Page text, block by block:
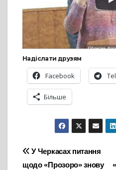
Надіслати друзям
Facebook
Більше
Навігація
У Черкасах питання
щодо «Прозоро» знову